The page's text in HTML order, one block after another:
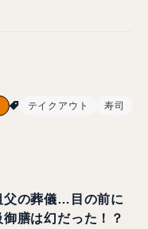
テイクアウト 寿司
父の葬儀…目の前に
膳は幻だった！？